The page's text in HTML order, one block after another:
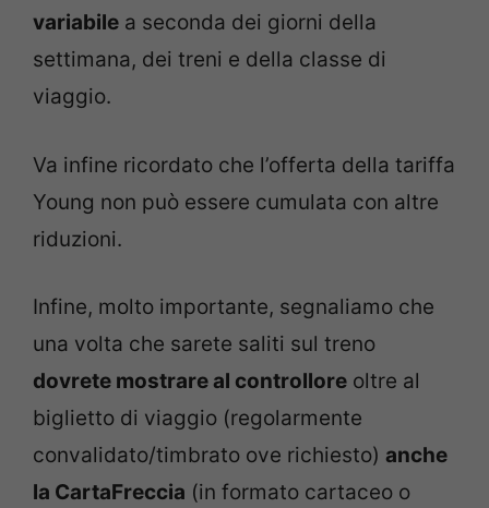
variabile a seconda dei giorni della
settimana, dei treni e della classe di
viaggio.
Va infine ricordato che l’offerta della tariffa
Young non può essere cumulata con altre
riduzioni.
Infine, molto importante, segnaliamo che
una volta che sarete saliti sul treno
dovrete mostrare al controllore oltre al
biglietto di viaggio (regolarmente
convalidato/timbrato ove richiesto) anche
la CartaFreccia (in formato cartaceo o